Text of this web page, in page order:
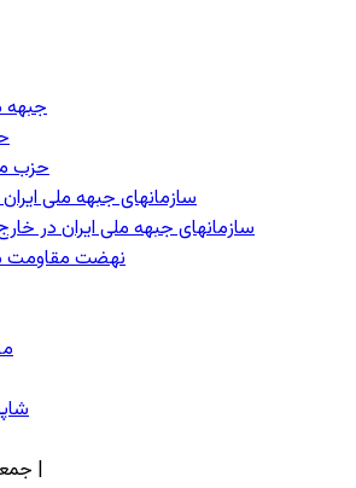
- جبهه
-
- حزب
- سازمانهای جبهه ملی ایران
- سازمانهای جبهه ملی ایران در
- نهضت مقاومت
-
-
جمعه, ۱۶ مرداد , ۱۴۰۵ |